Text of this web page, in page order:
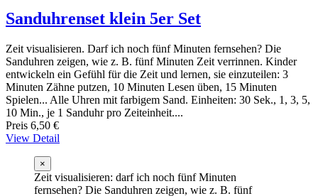
Sanduhrenset klein 5er Set
Zeit visualisieren. Darf ich noch fünf Minuten fernsehen? Die
Sanduhren zeigen, wie z. B. fünf Minuten Zeit verrinnen. Kinder
entwickeln ein Gefühl für die Zeit und lernen, sie einzuteilen: 3
Minuten Zähne putzen, 10 Minuten Lesen üben, 15 Minuten
Spielen... Alle Uhren mit farbigem Sand. Einheiten: 30 Sek., 1, 3, 5,
10 Min., je 1 Sanduhr pro Zeiteinheit....
Preis 6,50 €
View Detail
×
Zeit visualisieren: darf ich noch fünf Minuten
fernsehen? Die Sanduhren zeigen, wie z. B. fünf